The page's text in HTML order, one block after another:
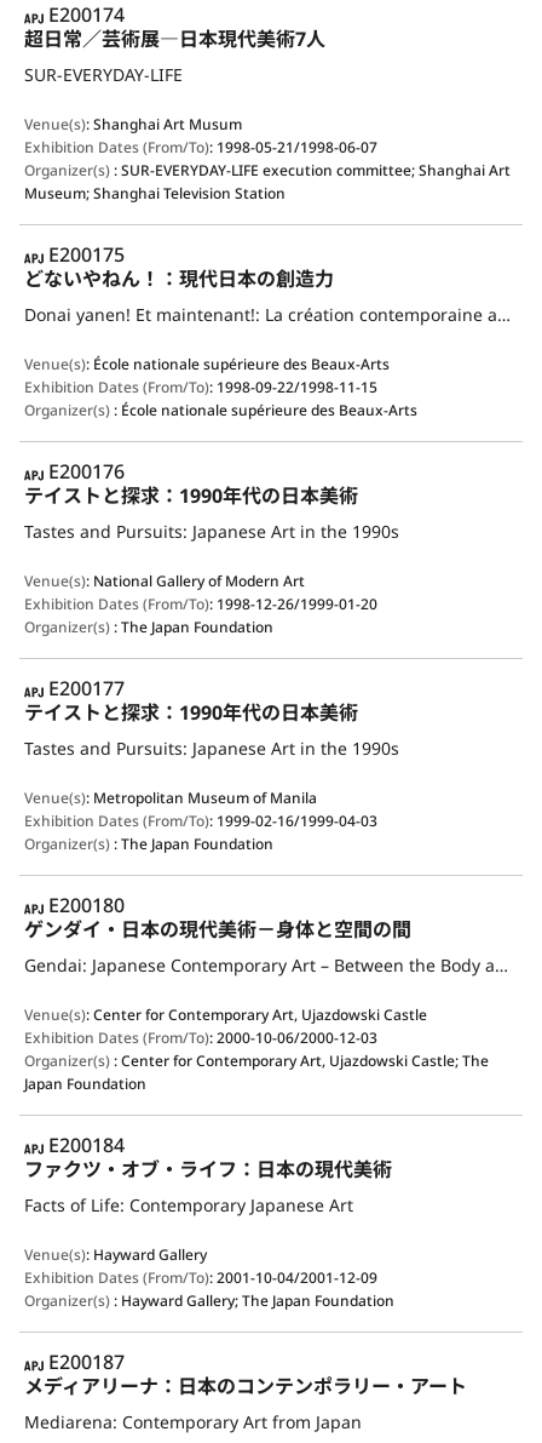
APJ
E200174
超日常／芸術展―日本現代美術7人
SUR-EVERYDAY-LIFE
Venue(s):Shanghai Art Musum
Exhibition Dates (From/To): 1998-05-21/1998-06-07
Organizer(s):SUR-EVERYDAY-LIFE execution committee; Shanghai Art
Museum; Shanghai Television Station
APJ
E200175
どないやねん！：現代日本の創造力
Donai yanen! Et maintenant!: La création contemporaine au Japon
Venue(s): École nationale supérieure des Beaux-Arts
Exhibition Dates (From/To): 1998-09-22/1998-11-15
Organizer(s): École nationale supérieure des Beaux-Arts
APJ
E200176
テイストと探求：1990年代の日本美術
Tastes and Pursuits: Japanese Art in the 1990s
Venue(s): National Gallery of Modern Art
Exhibition Dates (From/To): 1998-12-26/1999-01-20
Organizer(s):The Japan Foundation
APJ
E200177
テイストと探求：1990年代の日本美術
Tastes and Pursuits: Japanese Art in the 1990s
Venue(s): Metropolitan Museum of Manila
Exhibition Dates (From/To): 1999-02-16/1999-04-03
Organizer(s):The Japan Foundation
APJ
E200180
ゲンダイ・日本の現代美術－身体と空間の間
Gendai: Japanese Contemporary Art – Between the Body and Space
Venue(s):Center for Contemporary Art, Ujazdowski Castle
Exhibition Dates (From/To):2000-10-06/2000-12-03
Organizer(s):Center for Contemporary Art, Ujazdowski Castle; The
Japan Foundation
APJ
E200184
ファクツ・オブ・ライフ：日本の現代美術
Facts of Life: Contemporary Japanese Art
Venue(s): Hayward Gallery
Exhibition Dates (From/To):2001-10-04/2001-12-09
Organizer(s): Hayward Gallery; The Japan Foundation
APJ
E200187
メディアリーナ：日本のコンテンポラリー・アート
Mediarena: Contemporary Art from Japan